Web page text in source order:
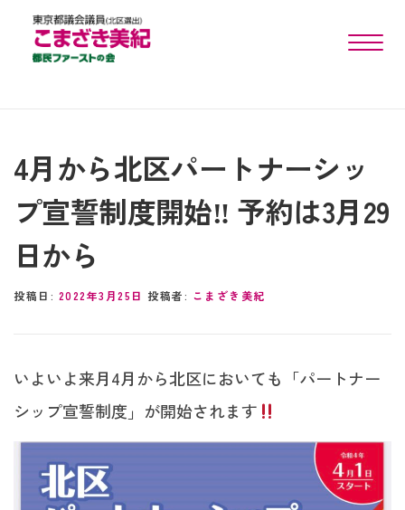
toggle
4月から北区パートナーシッ
プ宣誓制度開始‼︎ 予約は3月29
日から
投稿日: 2022年3月25日 投稿者: こまざき美紀
いよいよ来月4月から北区においても「パートナー
シップ宣誓制度」が開始されます